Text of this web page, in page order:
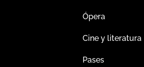
Ópera
Cine y literatura
Pases